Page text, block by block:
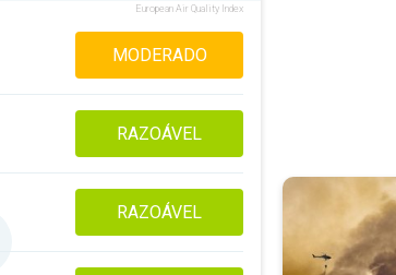
European Air Quality Index
MODERADO
RAZOÁVEL
RAZOÁVEL
Qualidade do